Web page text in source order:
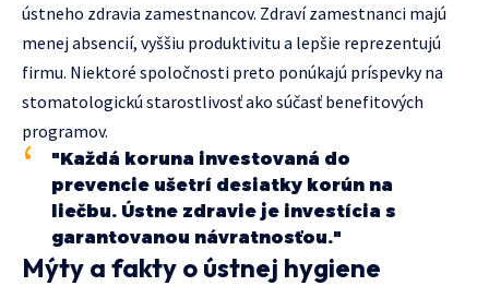
ústneho zdravia zamestnancov. Zdraví zamestnanci majú
menej absencií, vyššiu produktivitu a lepšie reprezentujú
firmu. Niektoré spoločnosti preto ponúkajú príspevky na
stomatologickú starostlivosť ako súčasť benefitových
programov.
"Každá koruna investovaná do
prevencie ušetrí desiatky korún na
liečbu. Ústne zdravie je investícia s
garantovanou návratnosťou."
Mýty a fakty o ústnej hygiene